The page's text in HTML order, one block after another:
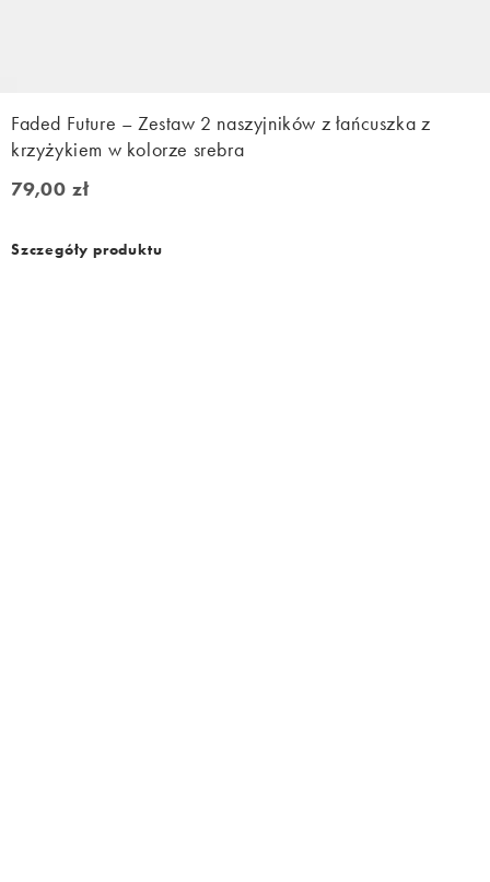
Faded Future – Zestaw 2 naszyjników z łańcuszka z
krzyżykiem w kolorze srebra
79,00 zł
79,00 zł
Szczegóły produktu